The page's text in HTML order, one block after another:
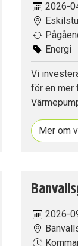
2026-
Energi
Vi
för en mer
Mer om
2026-